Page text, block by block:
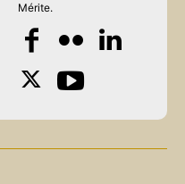
Mérite.